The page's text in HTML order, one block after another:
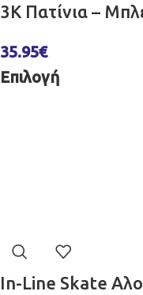
3K Πατίνια –
35.95€
Επιλογή
In-Line Skate